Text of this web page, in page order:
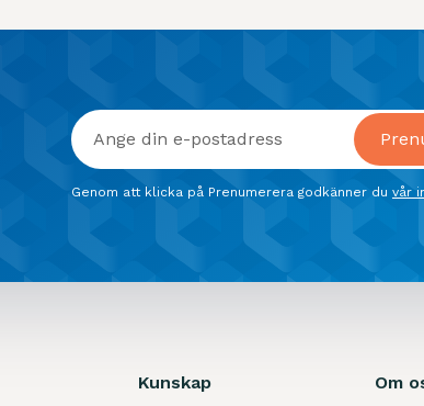
Genom att klicka på Prenumerera godkänner du vår
Kunskap Om